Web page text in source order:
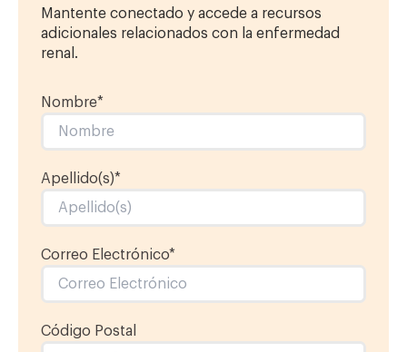
Mantente conectado y accede a recursos
adicionales relacionados con la enfermedad
renal.
Nombre*
Apellido(s)*
Correo Electrónico*
Código Postal